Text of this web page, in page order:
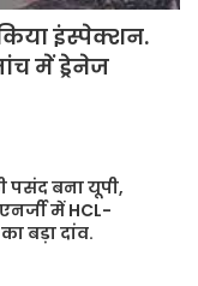
इंस्पेक्शन.
में ड्रेनेज
पसंद बना यूपी,
में HCL-
बड़ा दांव.